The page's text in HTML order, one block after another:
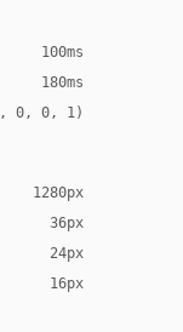
100ms
180ms
0, 0, 1)
1280px
36px
24px
16px